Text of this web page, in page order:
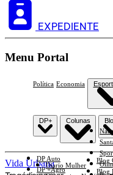
EXPEDIENTE
Menu Portal
Política Economia
DP+
DP Auto
DP +Agro
Colunas
Diario Mulher
Blog
Blog
Vida Urbana